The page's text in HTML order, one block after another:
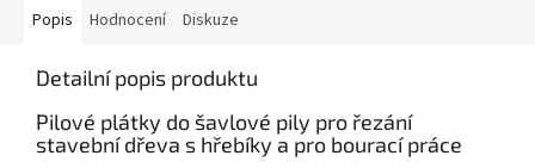
Popis Hodnocení Diskuze
Detailní popis produktu
Pilové plátky do šavlové pily pro řezání
stavební dřeva s hřebíky a pro bourací práce